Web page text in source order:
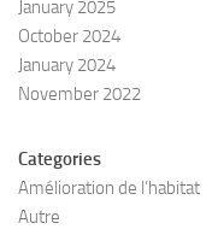
January 2025
October 2024
January 2024
November 2022
Categories
Amélioration de l’habitat
Autre